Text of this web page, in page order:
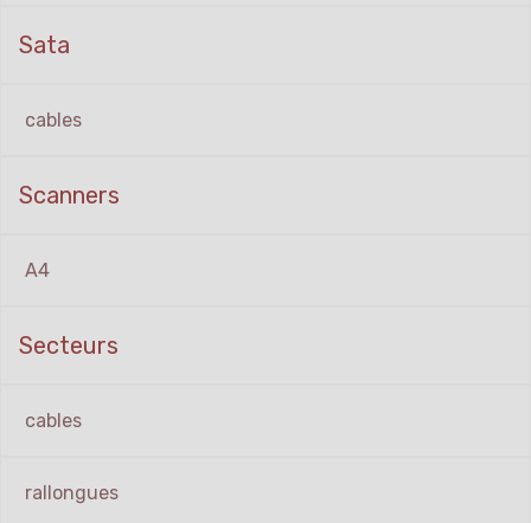
Sata
cables
Scanners
A4
Secteurs
cables
rallongues